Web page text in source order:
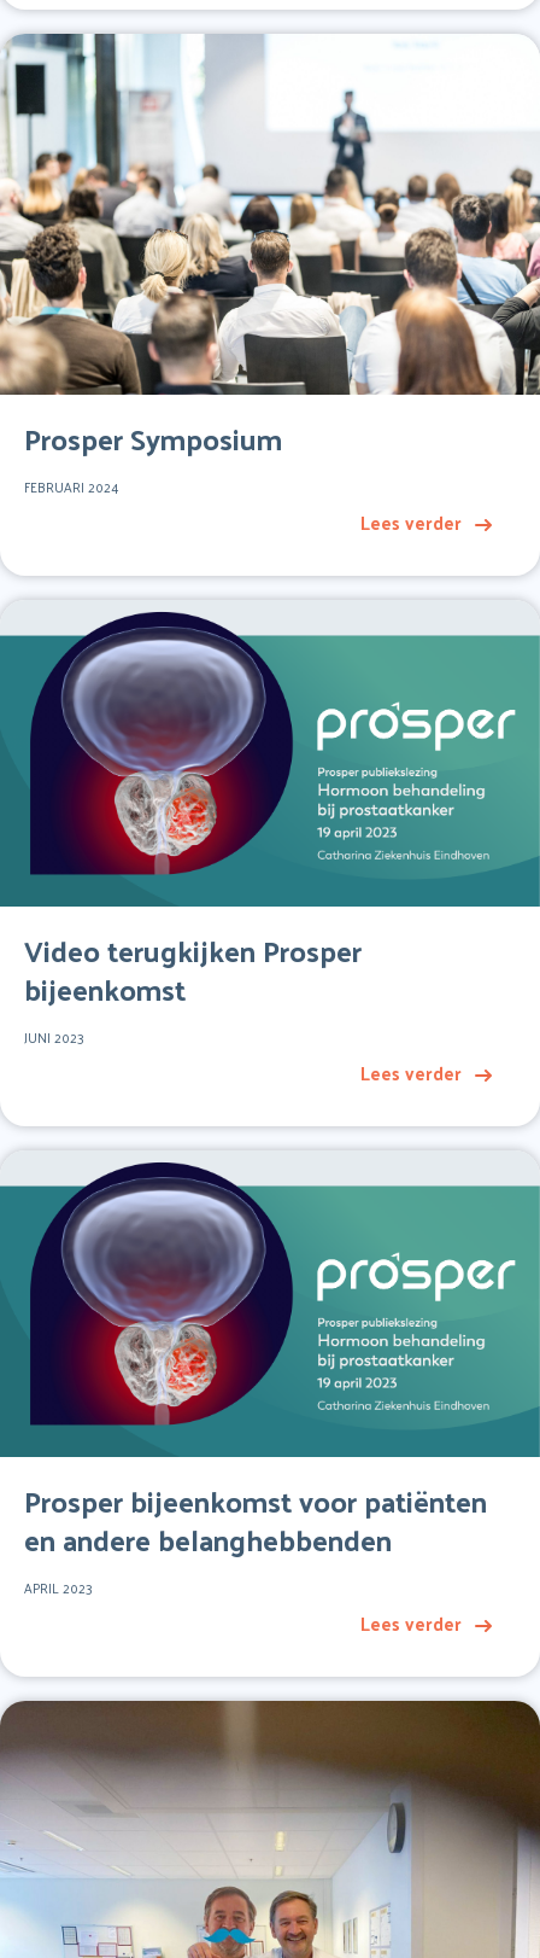
Prosper Symposium
FEBRUARI 2024
Lees verder
Video terugkijken Prosper
bijeenkomst
JUNI 2023
Lees verder
Prosper bijeenkomst voor patiënten
en andere belanghebbenden
APRIL 2023
Lees verder